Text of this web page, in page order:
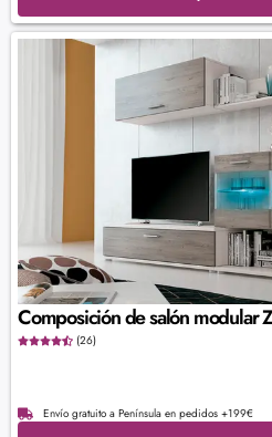
Composición de salón modular
(26)
Envío gratuito a Península en pedidos +199€